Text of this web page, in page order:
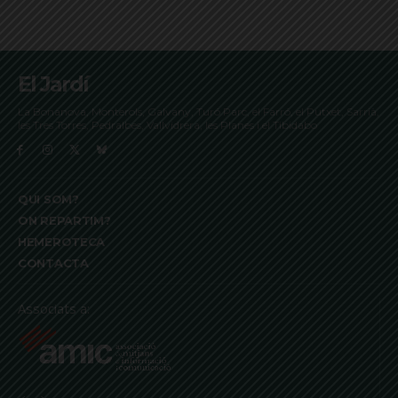
El Jardí
La Bonanova, Monterols, Galvany, Turó Parc, el Farró, el Putxet, Sarrià,
les Tres Torres, Pedralbes, Vallvidrera, les Planes i el Tibidabo
QUI SOM?
ON REPARTIM?
HEMEROTECA
CONTACTA
Associats a: